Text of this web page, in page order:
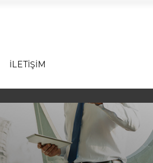
İLETİŞİM
İş Dünyasında Başarı
Satış Eğitimleri
Referanslarımız